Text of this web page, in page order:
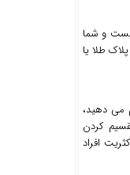
و شما
طلا یا
می دهید،
کردن
افراد